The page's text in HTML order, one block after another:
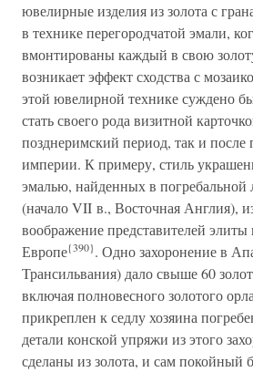
ювелирные изделия из золота с
в технике перегородчатой эмали,
вмонтированы каждый в свою
возникает эффект сходства с
этой ювелирной технике суждено
стать своего рода визитной
позднеримский период, так и после
империи. К примеру, стиль
эмалью, найденных в погребальной
(начало VII в., Восточная Англия),
воображение представителей элиты
Европе{390}. Одно захоронение в
Трансильвания) дало свыше 60
включая полновесного золотого
прикреплен к седлу хозяина
детали конской упряжи из этого
сделаны из золота, и сам покойный